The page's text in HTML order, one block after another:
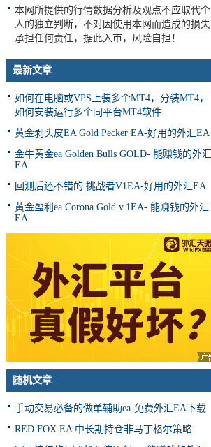
本网所提供的行情数据分析及观点不应取代个
人的独立判断，不对因使用本网而造成的损失
承担任何责任，据此入市，风险自担！
最新文章
如何在电脑或VPS上装多个MT4，分装MT4，
如何安装运行多个同平台MT4软件
黄金剥头皮EA Gold Pecker EA-好用的外汇EA
金牛黄金ea Golden Bulls GOLD- 能赚钱的外汇
EA
回测后还不错的 挑战者V1EA-好用的外汇EA
黄金盈利ea Corona Gold v.1EA- 能赚钱的外汇
EA
随机文章
手动交易必备的做单辅助ea-免费外汇EA下载
RED FOX EA 中长期持仓非马丁格尔策略